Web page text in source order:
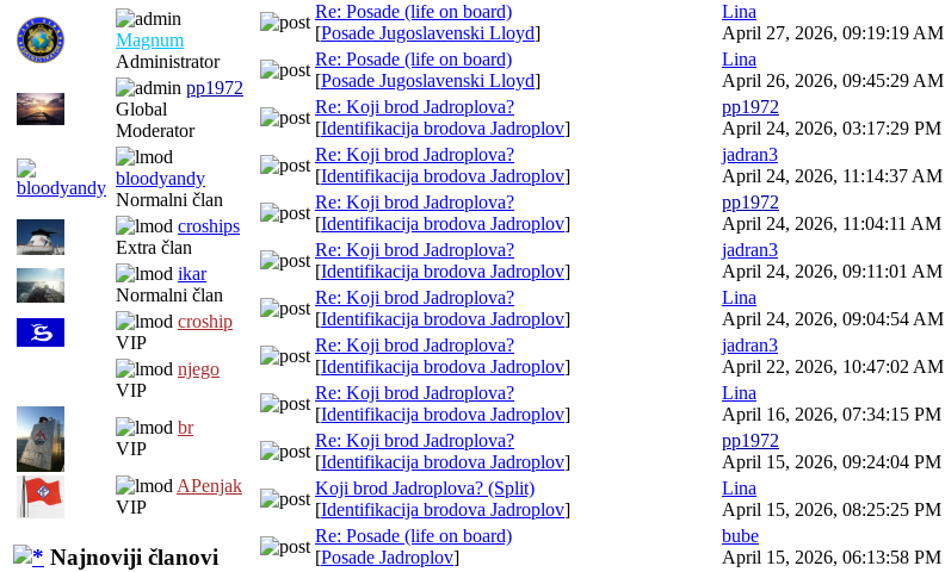
Magnum
Administrator
pp1972
Global
Moderator
bloodyandy
Normalni član
croships
Extra član
ikar
Normalni član
croship
VIP
njego
VIP
br
VIP
APenjak
VIP
Najnoviji članovi
Re: Posade (life on board)
[Posade Jugoslavenski Lloyd]
Lina
April 27, 2026, 09:19:19 AM
Re: Posade (life on board)
[Posade Jugoslavenski Lloyd]
Lina
April 26, 2026, 09:45:29 AM
Re: Koji brod Jadroplova?
[Identifikacija brodova Jadroplov]
pp1972
April 24, 2026, 03:17:29 PM
Re: Koji brod Jadroplova?
[Identifikacija brodova Jadroplov]
jadran3
April 24, 2026, 11:14:37 AM
Re: Koji brod Jadroplova?
[Identifikacija brodova Jadroplov]
pp1972
April 24, 2026, 11:04:11 AM
Re: Koji brod Jadroplova?
[Identifikacija brodova Jadroplov]
jadran3
April 24, 2026, 09:11:01 AM
Re: Koji brod Jadroplova?
[Identifikacija brodova Jadroplov]
Lina
April 24, 2026, 09:04:54 AM
Re: Koji brod Jadroplova?
[Identifikacija brodova Jadroplov]
jadran3
April 22, 2026, 10:47:02 AM
Re: Koji brod Jadroplova?
[Identifikacija brodova Jadroplov]
Lina
April 16, 2026, 07:34:15 PM
Re: Koji brod Jadroplova?
[Identifikacija brodova Jadroplov]
pp1972
April 15, 2026, 09:24:04 PM
Koji brod Jadroplova? (Split)
[Identifikacija brodova Jadroplov]
Lina
April 15, 2026, 08:25:25 PM
Re: Posade (life on board)
[Posade Jadroplov]
bube
April 15, 2026, 06:13:58 PM